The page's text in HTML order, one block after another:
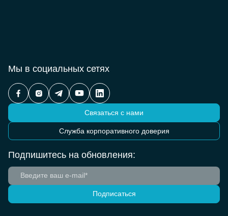
Мы в социальных сетях
Связаться с нами
Служба корпоративного доверия
Подпишитесь на обновления:
Подписаться